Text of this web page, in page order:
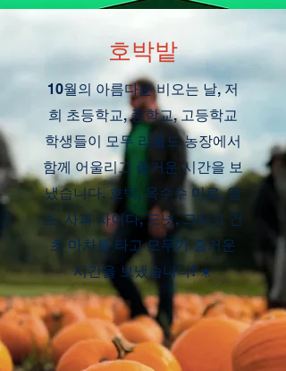
호박밭
10월의 아름다운 비오는 날, 저
희 초등학교, 중학교, 고등학교
학생들이 모두 리폴드 농장에서
함께 어울리고 즐거운 시간을 보
냈습니다. 호박, 옥수수 미로, 염
소, 사과 사이다, 도넛, 그리고 건
초 마차를 타고 모두가 즐거운
시간을 보냈습니다! ☀️